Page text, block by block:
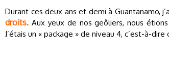
Durant ces deux ans et demi à Guantanamo,
droits. Aux yeux de nos geôliers, nous
J’étais un « package » de niveau 4, c’est-à-